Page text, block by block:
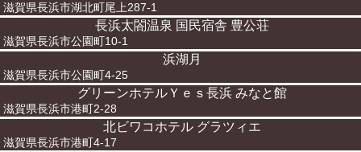
滋賀県長浜市湖北町尾上287-1
長浜太閤温泉 国民宿舎 豊公荘
滋賀県長浜市公園町10-1
浜湖月
滋賀県長浜市公園町4-25
グリーンホテルＹｅｓ長浜 みなと館
滋賀県長浜市港町2-28
北ビワコホテル グラツィエ
滋賀県長浜市港町4-17